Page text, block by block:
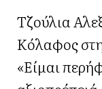
Τζούλια
Κόλαφος
«Είμαι